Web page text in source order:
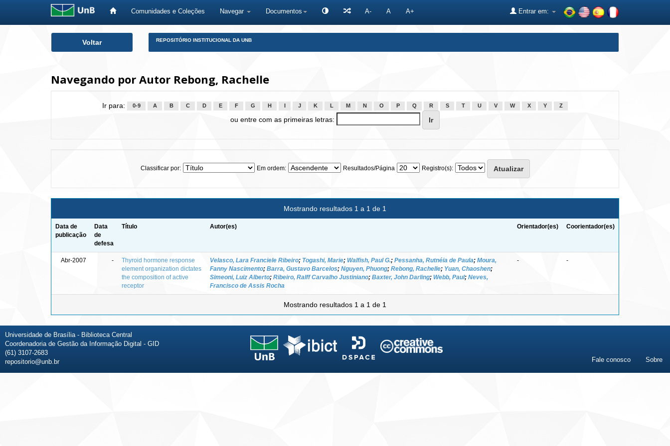
Comunidades e Coleções Navegar Documentos A- A A+ Entrar em:
Voltar REPOSITÓRIO INSTITUCIONAL DA UNB
Navegando por Autor Rebong, Rachelle
Ir para: 0-9 A B C D E F G H J K L M N O P Q R S T U V W X Y Z
ou entre com as primeiras letras:
Classificar por: Em ordem: Resultados/Página Registro(s):
Mostrando resultados 1 a 1 de 1
Data de
publicação
Data
de
defesa
Título Autor(es) Orientador(es) Coorientador(es)
Abr-2007 -
Thyroid hormone response
element organization dictates
the composition of active
receptor
Velasco, Lara Franciele Ribeiro; Togashi, Marie; Walfish, Paul G.; Pessanha, Rutnéia de Paula; Moura,
Fanny Nascimento; Barra, Gustavo Barcelos; Nguyen, Phuong; Rebong, Rachelle; Yuan, Chaoshen;
Simeoni, Luiz Alberto; Ribeiro, Ralff Carvalho Justiniano; Baxter, John Darling; Webb, Paul; Neves,
Francisco de Assis Rocha
- -
Mostrando resultados 1 a 1 de 1
Universidade de Brasília - Biblioteca Central
Coordenadoria de Gestão da Informação Digital - GID
(61) 3107-2683
repositorio@unb.br
Fale conosco Sobre